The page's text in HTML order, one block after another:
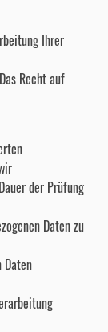
Ihrer
Recht auf
der Prüfung
Daten zu
Daten